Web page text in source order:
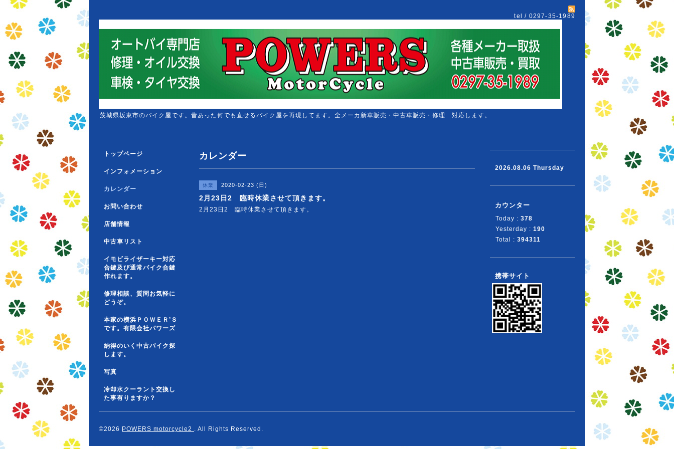
tel / 0297-35-1989
茨城県坂東市のバイク屋です。昔あった何でも直せるバイク屋を再現してます。全メーカ新車販売・中古車販売・修理 対応します。
カレンダー
休業 2020-02-23 (日)
2月23日2 臨時休業させて頂きます。
2月23日2 臨時休業させて頂きます。
トップページ
インフォメーション
カレンダー
お問い合わせ
店舗情報
中古車リスト
イモビライザーキー対応
合鍵及び通常バイク合鍵
作れます。
修理相談、質問お気軽に
どうぞ。
本家の横浜ＰＯＷＥＲ’Ｓ
です。有限会社パワーズ
納得のいく中古バイク探
します。
写真
冷却水クーラント交換し
た事有りますか？
2026.08.06 Thursday
カウンター
Today : 378
Yesterday : 190
Total : 394311
携帯サイト
©2026 POWERS motorcycle2 . All Rights Reserved.